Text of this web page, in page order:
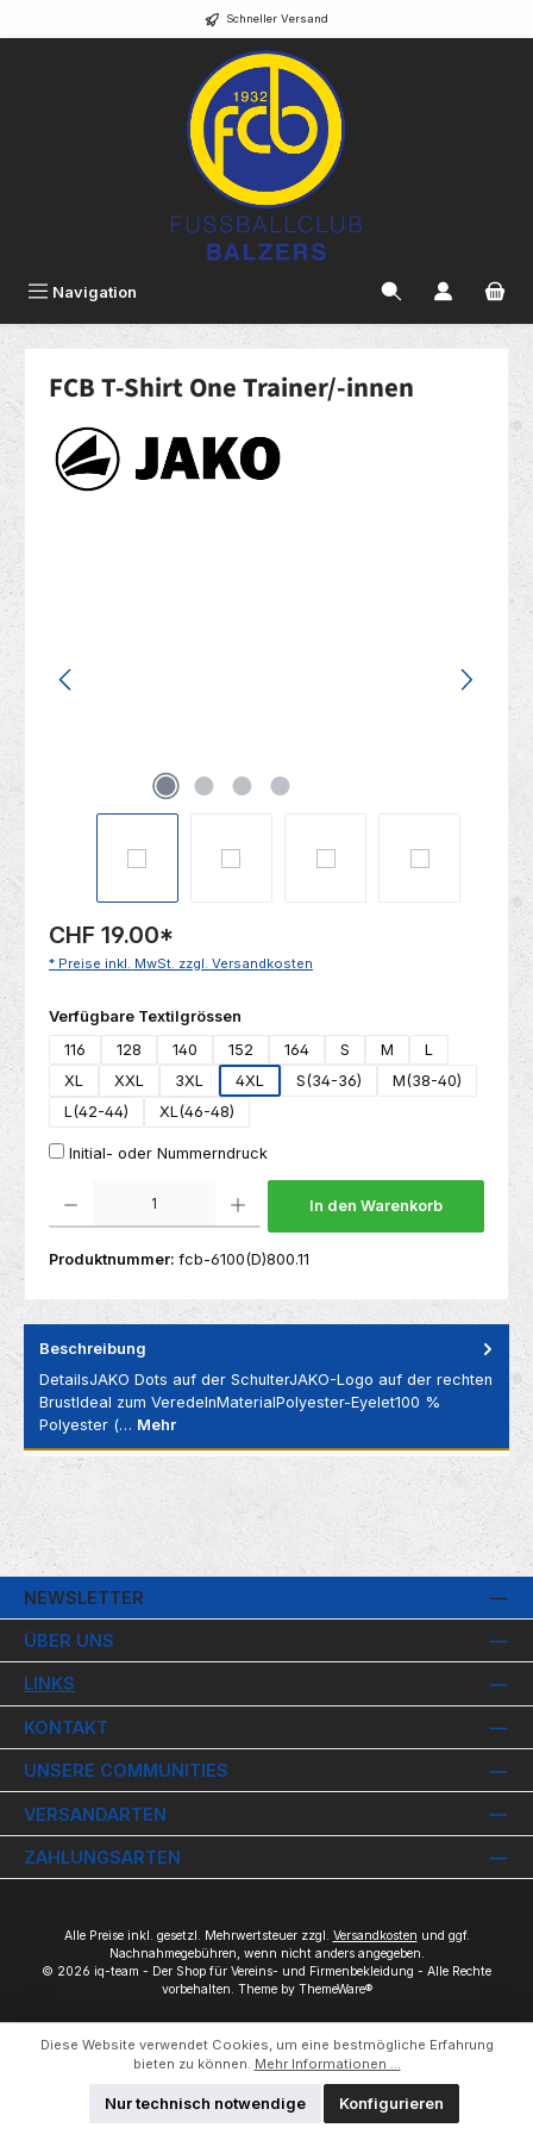
Schneller Versand
Navigation
FCB T-Shirt One Trainer/-innen
CHF 19.00*
* Preise inkl. MwSt. zzgl. Versandkosten
Verfügbare Textilgrössen
116
128 140 152 164 S M
L
XL
XXL 3XL 4XL S(34-36)
M(38-40)
L(42-44)
XL(46-48)
Initial- oder Nummerndruck
Produkt Anzahl: Gib den gewünschten Wert ein oder benutze die Schaltflächen um
In den Warenkorb
Produktnummer: fcb-6100(D)800.11
Beschreibung
DetailsJAKO Dots auf der SchulterJAKO-Logo auf der rechten
BrustIdeal zum VeredelnMaterialPolyester-Eyelet100 %
Polyester (… Mehr
NEWSLETTER
ÜBER UNS
LINKS
KONTAKT
UNSERE COMMUNITIES
VERSANDARTEN
ZAHLUNGSARTEN
Alle Preise inkl. gesetzl. Mehrwertsteuer zzgl. Versandkosten und ggf.
Nachnahmegebühren, wenn nicht anders angegeben.
© 2026 iq-team - Der Shop für Vereins- und Firmenbekleidung - Alle Rechte
vorbehalten. Theme by ThemeWare®
Diese Website verwendet Cookies, um eine bestmögliche Erfahrung
bieten zu können. Mehr Informationen ...
Nur technisch notwendige Konfigurieren